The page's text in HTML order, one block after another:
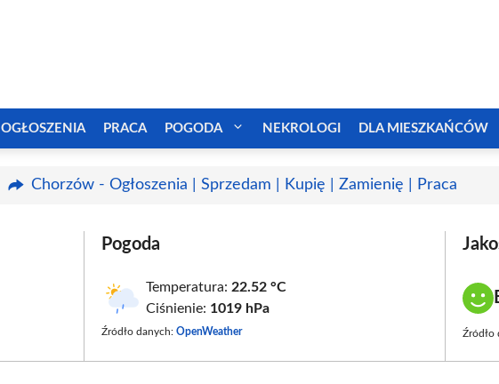
OGŁOSZENIA PRACA POGODA NEKROLOGI DLA MIESZKAŃCÓW
Chorzów - Ogłoszenia | Sprzedam | Kupię | Zamienię | Praca
Pogoda
Temperatura: 22.52 °C
Ciśnienie: 1019 hPa
Źródło danych: OpenWeather Źródło